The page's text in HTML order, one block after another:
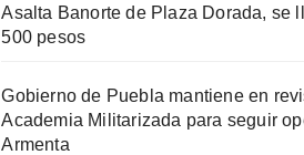
Asalta Banorte de Plaza Dorada, se
500 pesos
Gobierno de Puebla mantiene en
Academia Militarizada para seguir
Armenta